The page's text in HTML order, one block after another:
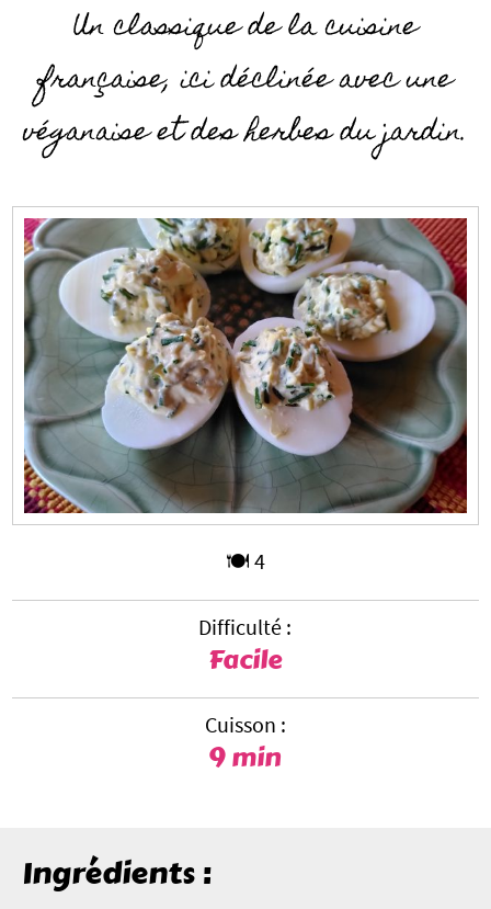
Un classique de la cuisine
française, ici déclinée avec une
véganaise et des herbes du jardin.
🍽️ 4
Difficulté :
Facile
Cuisson :
9 min
Ingrédients :